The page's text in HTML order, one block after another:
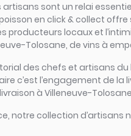
artisans sont un relai
en click & collect offre
producteurs locaux et
Tolosane, de vins à
des chefs et artisans
c’est l’engagement de
à Villeneuve-
notre collection d’artisans